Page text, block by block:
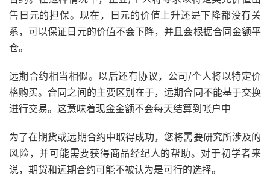
售日元的担保。现在，日元的价值上升还是下降都没有关
系，可以保证日元的价值不会下降，并且会根据合同金额平
仓。
远期合约相当相似。以后还有协议，公司/个人将以特定价
格购买。合同之间的主要区别在于，远期合同不能基于交换
进行交易。这意味着现金金额不会每天结算到帐户中
为了在期货或远期合约中取得成功，您将需要研究所涉及的
风险，并可能需要获得商品经纪人的帮助。对于初学者来
说，期货和远期合约可能不被认为是可行的选择。